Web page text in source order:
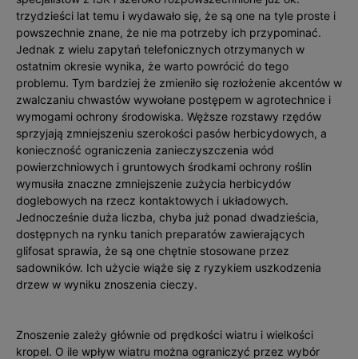
trzydzieści lat temu i wydawało się, że są one na tyle proste i
powszechnie znane, że nie ma potrzeby ich przypominać.
Jednak z wielu zapytań telefonicznych otrzymanych w
ostatnim okresie wynika, że warto powrócić do tego
problemu. Tym bardziej że zmieniło się rozłożenie akcentów w
zwalczaniu chwastów wywołane postępem w agrotechnice i
wymogami ochrony środowiska. Węższe rozstawy rzędów
sprzyjają zmniejszeniu szerokości pasów herbicydowych, a
konieczność ograniczenia zanieczyszczenia wód
powierzchniowych i gruntowych środkami ochrony roślin
wymusiła znaczne zmniejszenie zużycia herbicydów
doglebowych na rzecz kontaktowych i układowych.
Jednocześnie duża liczba, chyba już ponad dwadzieścia,
dostępnych na rynku tanich preparatów zawierających
glifosat sprawia, że są one chętnie stosowane przez
sadowników. Ich użycie wiąże się z ryzykiem uszkodzenia
drzew w wyniku znoszenia cieczy.
Znoszenie zależy głównie od prędkości wiatru i wielkości
kropel. O ile wpływ wiatru można ograniczyć przez wybór